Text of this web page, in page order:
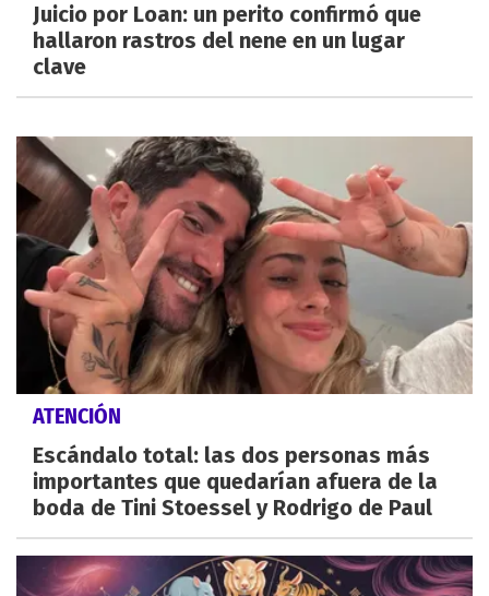
Juicio por Loan: un perito confirmó que
hallaron rastros del nene en un lugar
clave
ATENCIÓN
Escándalo total: las dos personas más
importantes que quedarían afuera de la
boda de Tini Stoessel y Rodrigo de Paul